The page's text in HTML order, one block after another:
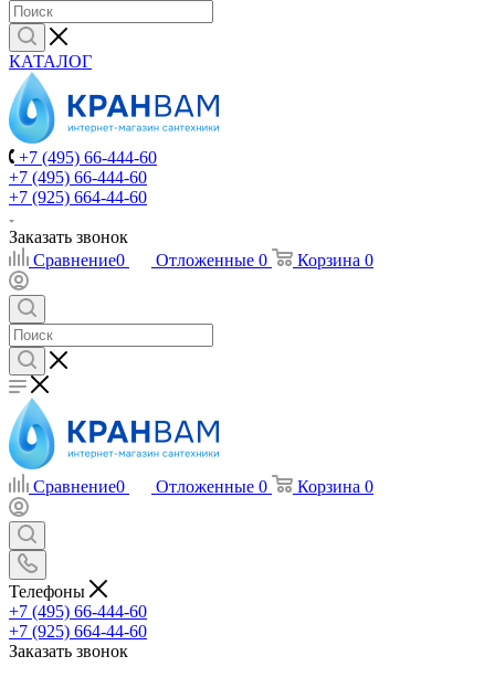
КАТАЛОГ
+7 (495) 66-444-60
+7 (495) 66-444-60
+7 (925) 664-44-60
Заказать звонок
Сравнение0 Отложенные 0 Корзина 0
Сравнение0 Отложенные 0 Корзина 0
Телефоны
+7 (495) 66-444-60
+7 (925) 664-44-60
Заказать звонок